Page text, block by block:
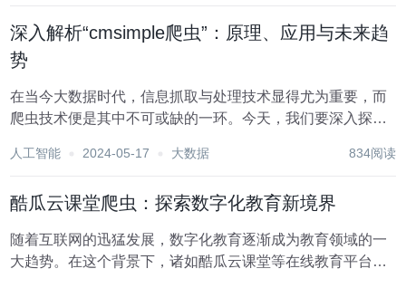
深入解析“cmsimple爬虫”：原理、应用与未来趋
势
在当今大数据时代，信息抓取与处理技术显得尤为重要，而
爬虫技术便是其中不可或缺的一环。今天，我们要深入探讨
广泛应用于信息搜集、数据分析等领域。本文将从cmsimple
人工智能 2024-05-17 大数据 834阅读
酷瓜云课堂爬虫：探索数字化教育新境界
随着互联网的迅猛发展，数字化教育逐渐成为教育领域的一
大趋势。在这个背景下，诸如酷瓜云课堂等在线教育平台应